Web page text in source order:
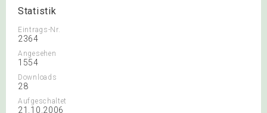
Statistik
Eintrags-Nr.
2364
Angesehen
1554
Downloads
28
Aufgeschaltet
21.10.2006